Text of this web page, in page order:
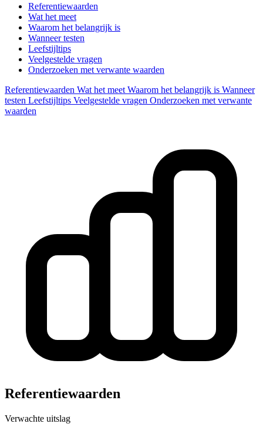
Referentiewaarden
Wat het meet
Waarom het belangrijk is
Wanneer testen
Leefstijltips
Veelgestelde vragen
Onderzoeken met verwante waarden
Referentiewaarden Wat het meet Waarom het belangrijk is Wanneer
testen Leefstijltips Veelgestelde vragen Onderzoeken met verwante
waarden
Referentiewaarden
Verwachte uitslag